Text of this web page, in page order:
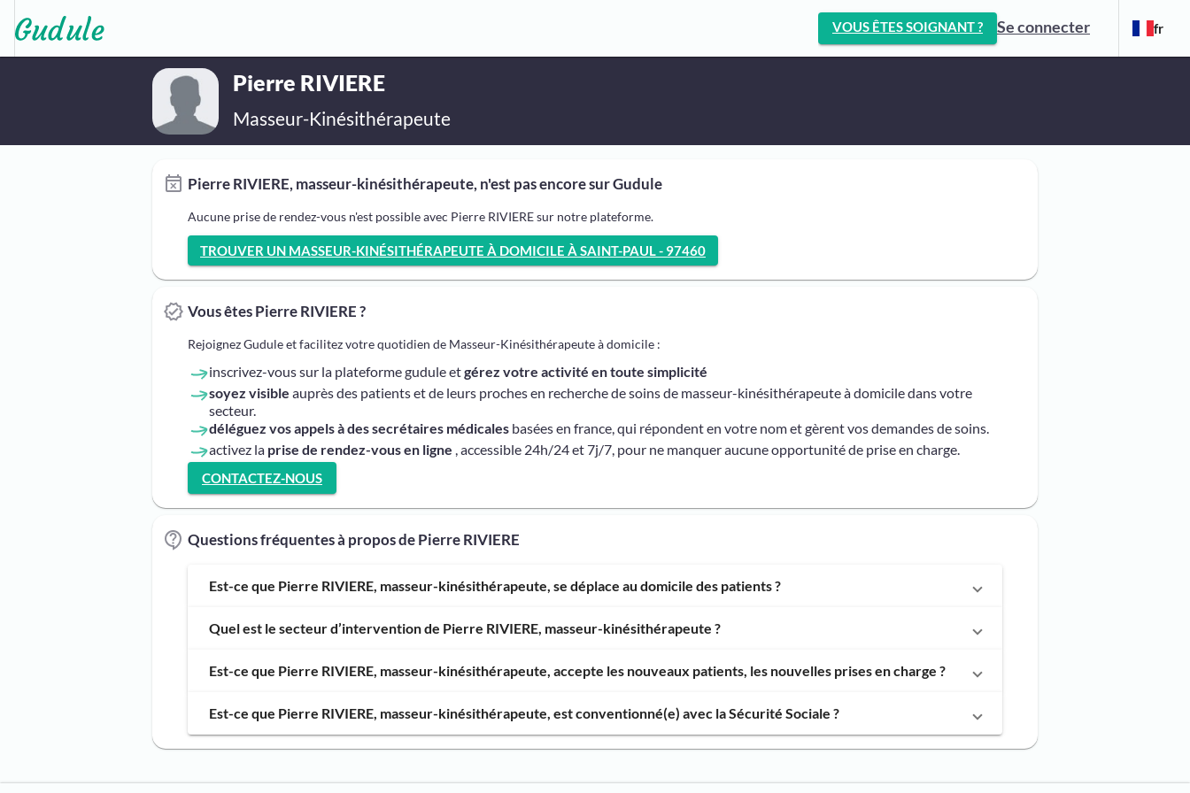
VOUS ÊTES SOIGNANT ? Se connecter fr
Pierre RIVIERE
Masseur-Kinésithérapeute
Pierre RIVIERE, masseur-kinésithérapeute, n'est pas encore sur Gudule
Aucune prise de rendez-vous n'est possible avec Pierre RIVIERE sur notre plateforme.
TROUVER UN MASSEUR-KINÉSITHÉRAPEUTE À DOMICILE À SAINT-PAUL - 97460
Vous êtes Pierre RIVIERE ?
Rejoignez Gudule et facilitez votre quotidien de Masseur-Kinésithérapeute à domicile :
inscrivez-vous sur la plateforme gudule etgérez votre activité en toute simplicité
soyez visible auprès des patients et de leurs proches en recherche de soins de masseur-kinésithérapeute à domicile dans votre
secteur.
déléguez vos appels à des secrétaires médicales basées en france, qui répondent en votre nom et gèrent vos demandes de soins.
activez la prise de rendez-vous en ligne , accessible 24h/24 et 7j/7, pour ne manquer aucune opportunité de prise en charge.
CONTACTEZ-NOUS
Questions fréquentes à propos de Pierre RIVIERE
Est-ce que Pierre RIVIERE, masseur-kinésithérapeute, se déplace au domicile des patients ?
Quel est le secteur d’intervention de Pierre RIVIERE, masseur-kinésithérapeute ?
Est-ce que Pierre RIVIERE, masseur-kinésithérapeute, accepte les nouveaux patients, les nouvelles prises en charge ?
Est-ce que Pierre RIVIERE, masseur-kinésithérapeute, est conventionné(e) avec la Sécurité Sociale ?